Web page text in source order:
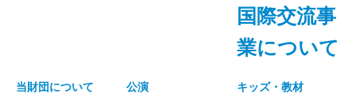
国際交流事
業について
当財団について
公演
キッズ・教材